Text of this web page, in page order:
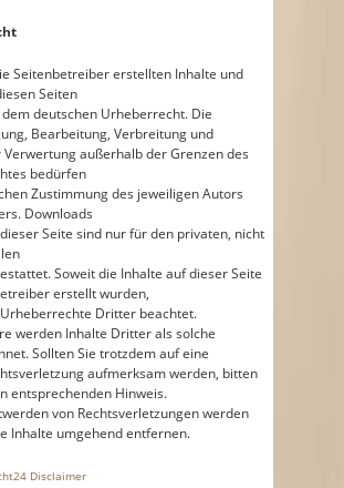
Seitenbetreiber erstellten Inhalte und
Seiten
deutschen Urheberrecht. Die
Bearbeitung, Verbreitung und
Verwertung außerhalb der Grenzen des
bedürfen
Zustimmung des jeweiligen Autors
Downloads
Seite sind nur für den privaten, nicht
Soweit die Inhalte auf dieser Seite
erstellt wurden,
Dritter beachtet.
werden Inhalte Dritter als solche
Sollten Sie trotzdem auf eine
aufmerksam werden, bitten
entsprechenden Hinweis.
von Rechtsverletzungen werden
Inhalte umgehend entfernen.
Disclaimer